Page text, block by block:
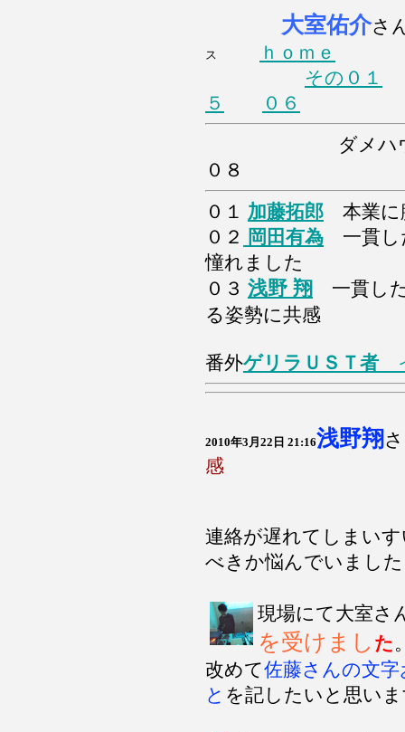
大室佑介さ
ス
ｈｏｍｅ
その０１
５
０６
ダメハウス
０８
０１ 加藤拓郎 本業に
０２ 岡田有為 一貫し
憧れました
０３ 浅野 翔 一貫し
る姿勢に共感
番外ゲリラＵＳＴ者
2010年3月22日 21:16浅野翔
感
連絡が遅れてしまい
べきか悩んでいまし
現場にて大室さ
を受けまし た
改めて佐藤さんの文
と を記したいと思い